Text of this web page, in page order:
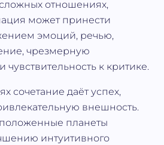
сложных отношениях,
может принести
эмоций, речью,
чрезмерную
чувствительность к критике.
сочетание даёт успех,
внешность.
планеты
интуитивного